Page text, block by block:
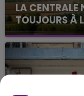
LA CENTRALE
TOUJOURS À
Cela fait déjà
nucléaire
justifiée par la
présente.